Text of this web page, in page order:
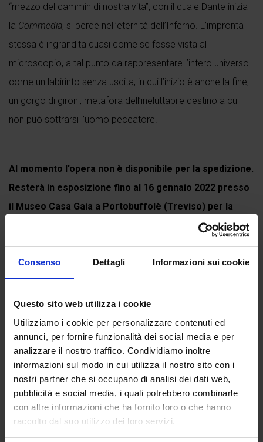
Consenso Dettagli Informazioni sui cookie
Questo sito web utilizza i cookie
Utilizziamo i cookie per personalizzare contenuti ed
annunci, per fornire funzionalità dei social media e per
analizzare il nostro traffico. Condividiamo inoltre
informazioni sul modo in cui utilizza il nostro sito con i
nostri partner che si occupano di analisi dei dati web,
pubblicità e social media, i quali potrebbero combinarle
con altre informazioni che ha fornito loro o che hanno
raccolto dal suo utilizzo dei loro servizi.
“mezzo del cammin di nostra vita”, con il quale Dante inizia
la Commedia, si perde nell’eternità dell’Inferno. L’impronta
stessa è ingrandita quasi come se fosse vista al
microscopio, a tal punto da rappresentare l’intero universo
come un labirinto senza uscita, in cui l’inizio è anche la fine,
un gorgo di gironi, metafora dell’ineluttabile destino a cui
non può sottrarsi l’uomo peccatore.
Al momento l'opera non è disponibile per la spedizione.
Resterà in esposizione fino al 16 gennaio 2022 presso
il Museo Casa Gaia a Portobuffolè (Treviso) per la
Continua a leggere
Recensioni
Ancora non ci sono recensioni.
Recensisci per primo “Identità italiana”
(Click here to login and review this product)